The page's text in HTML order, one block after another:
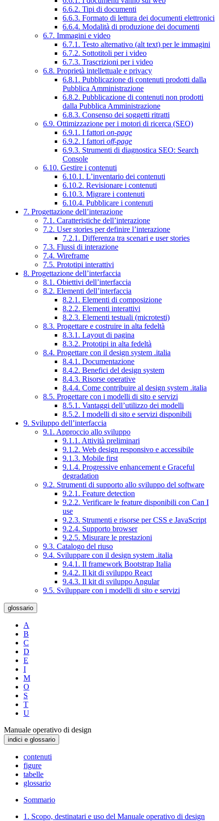
6.6.2. Tipi di documenti
6.6.3. Formato di lettura dei documenti elettronici
6.6.4. Modalità di produzione dei documenti
6.7. Immagini e video
6.7.1. Testo alternativo (alt text) per le immagini
6.7.2. Sottotitoli per i video
6.7.3. Trascrizioni per i video
6.8. Proprietà intellettuale e privacy
6.8.1. Pubblicazione di contenuti prodotti dalla
Pubblica Amministrazione
6.8.2. Pubblicazione di contenuti non prodotti
dalla Pubblica Amministrazione
6.8.3. Consenso dei soggetti ritratti
6.9. Ottimizzazione per i motori di ricerca (SEO)
6.9.1. I fattori on-page
6.9.2. I fattori off-page
6.9.3. Strumenti di diagnostica SEO: Search
Console
6.10. Gestire i contenuti
6.10.1. L’inventario dei contenuti
6.10.2. Revisionare i contenuti
6.10.3. Migrare i contenuti
6.10.4. Pubblicare i contenuti
7. Progettazione dell’interazione
7.1. Caratteristiche dell’interazione
7.2. User stories per definire l’interazione
7.2.1. Differenza tra scenari e user stories
7.3. Flussi di interazione
7.4. Wireframe
7.5. Prototipi interattivi
8. Progettazione dell’interfaccia
8.1. Obiettivi dell’interfaccia
8.2. Elementi dell’interfaccia
8.2.1. Elementi di composizione
8.2.2. Elementi interattivi
8.2.3. Elementi testuali (microtesti)
8.3. Progettare e costruire in alta fedeltà
8.3.1. Layout di pagina
8.3.2. Prototipi in alta fedeltà
8.4. Progettare con il design system .italia
8.4.1. Documentazione
8.4.2. Benefici del design system
8.4.3. Risorse operative
8.4.4. Come contribuire al design system .italia
8.5. Progettare con i modelli di sito e servizi
8.5.1. Vantaggi dell’utilizzo dei modelli
8.5.2. I modelli di sito e servizi disponibili
9. Sviluppo dell’interfaccia
9.1. Approccio allo sviluppo
9.1.1. Attività preliminari
9.1.2. Web design responsivo e accessibile
9.1.3. Mobile first
9.1.4. Progressive enhancement e Graceful
degradation
9.2. Strumenti di supporto allo sviluppo del software
9.2.1. Feature detection
9.2.2. Verificare le feature disponibili con Can I
use
9.2.3. Strumenti e risorse per CSS e JavaScript
9.2.4. Supporto browser
9.2.5. Misurare le prestazioni
9.3. Catalogo del riuso
9.4. Sviluppare con il design system .italia
9.4.1. Il framework Bootstrap Italia
9.4.2. Il kit di sviluppo React
9.4.3. Il kit di sviluppo Angular
9.5. Sviluppare con i modelli di sito e servizi
glossario
A
B
C
D
E
I
M
O
S
T
U
Manuale operativo di design
indici e glossario
contenuti
figure
tabelle
glossario
Sommario
1. Scopo, destinatari e uso del Manuale operativo di design